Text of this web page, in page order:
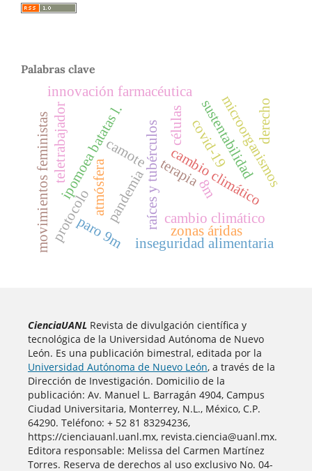
Palabras clave
camote
ipomoea batatas l. raíces y tubérculos
inseguridad alimentaria
cambio climático
teletrabajador covid-19
pandemia
innovación farmacéutica
terapiasustentabilidad
microorganismos
atmósfera
cambio climático
células
protocolo
movimientos feministas 8m
paro 9m
derecho
zonas áridas
CienciaUANLRevista de divulgación científica y
tecnológica de la Universidad Autónoma de Nuevo
León. Es una publicación bimestral, editada por la
Universidad Autónoma de Nuevo León, a través de la
Dirección de Investigación. Domicilio de la
publicación: Av. Manuel L. Barragán 4904, Campus
Ciudad Universitaria, Monterrey, N.L., México, C.P.
64290. Teléfono: + 52 81 83294236,
https://cienciauanl.uanl.mx, revista.ciencia@uanl.mx.
Editora responsable: Melissa del Carmen Martínez
Torres. Reserva de derechos al uso exclusivo No. 04-